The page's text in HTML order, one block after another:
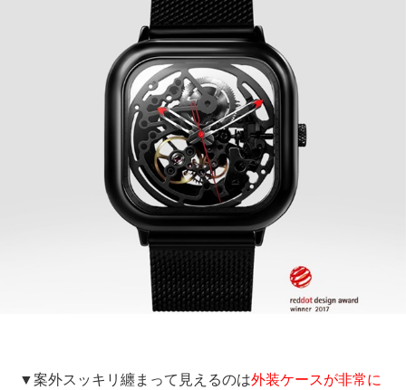
▼案外スッキリ纏まって見えるのは外装ケースが非常に